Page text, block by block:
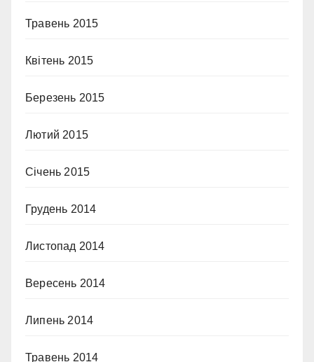
Травень 2015
Квітень 2015
Березень 2015
Лютий 2015
Січень 2015
Грудень 2014
Листопад 2014
Вересень 2014
Липень 2014
Травень 2014